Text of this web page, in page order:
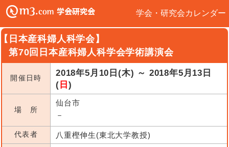
学会・研究会カレンダー
日本産科婦人科学会】
第70回日本産科婦人科学会学術講演会
開催日時
2018年5月10日(木) ～ 2018年5月13日
( 日 )
場 所
仙台市
－
代表者 八重樫伸生(東北大学教授)